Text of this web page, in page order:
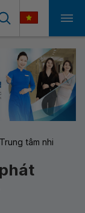
Trung tâm nhi